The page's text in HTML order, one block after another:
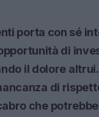
porta con sé
di
il dolore
di
che